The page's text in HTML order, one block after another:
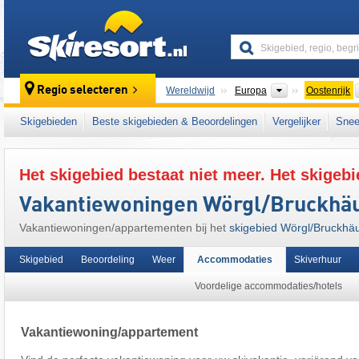
Regio selecteren Wereldwijd Europa Continenten
Oostenrijk
Dit skigebied ligt ook in: Kufstein,
het westen van Oostenrijk
Oostenrijkse Alpen
Skigebieden Beste skigebieden & Beoordelingen Vergelijker
Het skigebied bestaat niet meer. Het
Vakantiewoningen Wörgl/​
Vakantiewoningen/appartementen bij het skigebied Wörgl/​
Skigebied Beoordeling Weer Accommodaties
Voordelige accommodaties/hotels
Skiverhuur
Vakantiewoning/appartement